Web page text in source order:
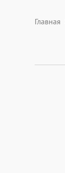
Главная